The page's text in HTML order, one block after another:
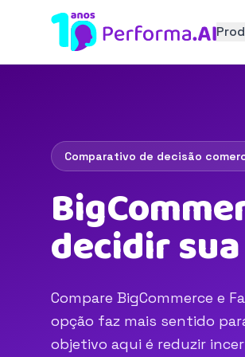
Comparativo de decisão
decidir
Compare BigCommerce e
opção faz mais sentido
objetivo aqui é reduzir